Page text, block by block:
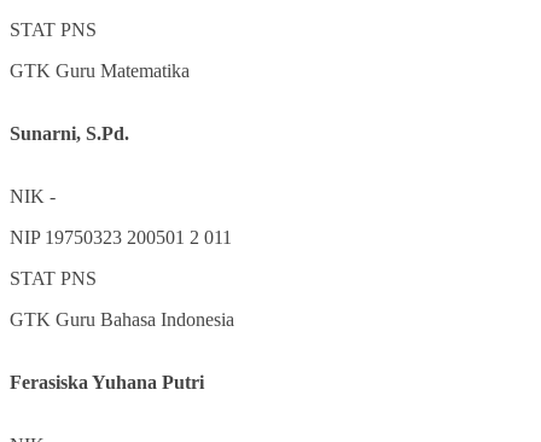
STAT PNS
GTK Guru Matematika
Sunarni, S.Pd.
NIK -
NIP 19750323 200501 2 011
STAT PNS
GTK Guru Bahasa Indonesia
Ferasiska Yuhana Putri